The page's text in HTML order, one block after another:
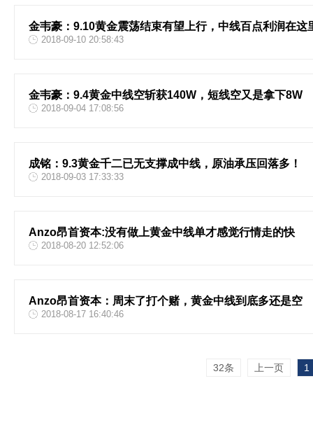
金韦豪：9.10黄金震荡结束有望上行，中线百点利润在这
2018-09-10 20:58:43
金韦豪：9.4黄金中线空斩获140W，短线空又是拿下8W
2018-09-04 17:08:56
成铭：9.3黄金千二已无支撑成中线，原油承压回落多！
2018-09-03 17:33:33
Anzo昂首资本:没有做上黄金中线单才感觉行情走的快
2018-08-20 12:52:06
Anzo昂首资本：周末了打个赌，黄金中线到底多还是空
2018-08-17 16:40:46
32条 上一页 1